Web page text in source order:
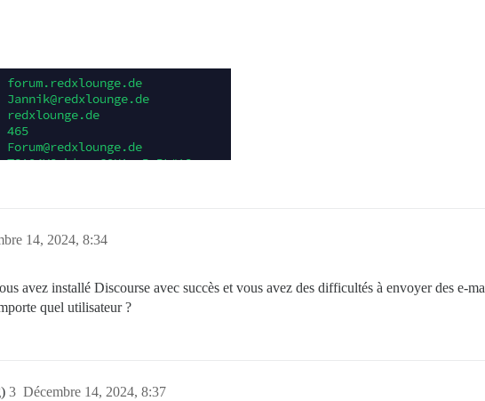
14, 2024, 8:34
avez installé Discourse avec succès et vous avez des difficultés à envoyer des e-
quel utilisateur ?
Décembre 14, 2024, 8:37
3